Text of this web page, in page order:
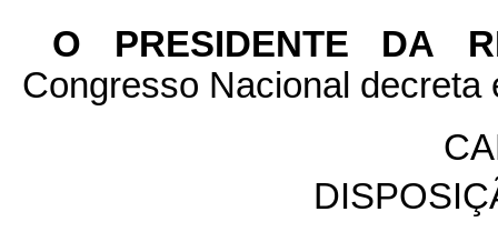
O PRESIDENTE DA
Congresso Nacional